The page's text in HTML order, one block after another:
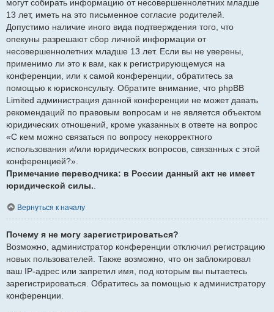
могут собирать информацию от несовершеннолетних младше
13 лет, иметь на это письменное согласие родителей.
Допустимо наличие иного вида подтверждения того, что
опекуны разрешают сбор личной информации от
несовершеннолетних младше 13 лет. Если вы не уверены,
применимо ли это к вам, как к регистрирующемуся на
конференции, или к самой конференции, обратитесь за
помощью к юрисконсульту. Обратите внимание, что phpBB
Limited администрация данной конференции не может давать
рекомендаций по правовым вопросам и не является объектом
юридических отношений, кроме указанных в ответе на вопрос
«С кем можно связаться по вопросу некорректного
использования и/или юридических вопросов, связанных с этой
конференцией?».
Примечание переводчика: в России данный акт не имеет
юридической силы..
Вернуться к началу
Почему я не могу зарегистрироваться?
Возможно, администратор конференции отключил регистрацию
новых пользователей. Также возможно, что он заблокировал
ваш IP-адрес или запретил имя, под которым вы пытаетесь
зарегистрироваться. Обратитесь за помощью к администратору
конференции.